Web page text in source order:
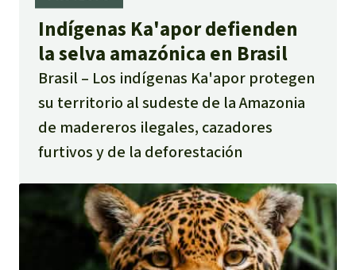
Indígenas Ka'apor defienden
la selva amazónica en Brasil
Brasil
Los indígenas Ka'apor protegen
su territorio al sudeste de la Amazonia
de madereros ilegales, cazadores
furtivos y de la deforestación